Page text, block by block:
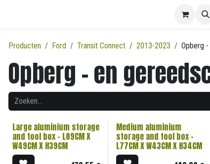
Producten Ford Transit Connect 2013-2023 Opberg
Opberg - en
Large aluminium storage
and tool box - L89CM X
W49CM X H39CM
Medium aluminium
storage and tool box -
L77CM X W43CM X H34CM